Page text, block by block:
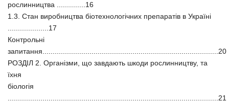
рослинництва ..............16
1.3. Стан виробництва біотехнологічних препаратів в Україні
....................17
Контрольні
запитання......................................................................................20
РОЗДІЛ 2. Організми, що завдають шкоди рослинництву, та
їхня
біологія
.......................................................................................................21